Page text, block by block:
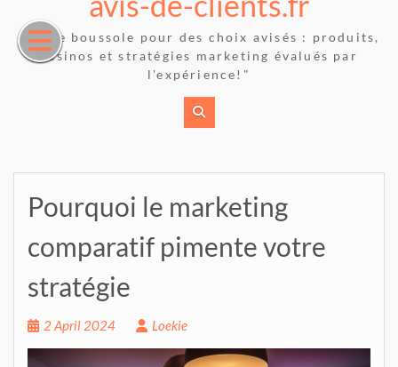
content
"Votre boussole pour des choix avisés : produits,
casinos et stratégies marketing évalués par
l'expérience!"
Pourquoi le marketing
comparatif pimente votre
stratégie
2 April 2024 Loekie